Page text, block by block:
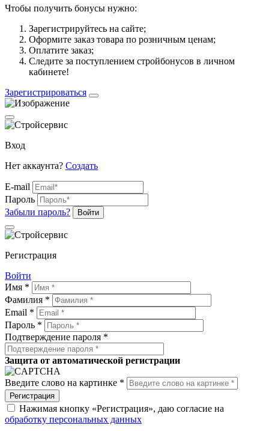
Чтобы получить бонусы нужно:
Зарегистрируйтесь на сайте;
Оформите заказ товара по розничным ценам;
Оплатите заказ;
Следите за поступлением стройбонусов в личном
кабинете!
Зарегистрироваться
Вход
Нет аккаунта? Создать
E-mail
Пароль
Забыли пароль?
Войти
Регистрация
Войти
Имя *
Фамилия *
Email *
Пароль *
Подтверждение пароля *
Защита от автоматической регистрации
Введите слово на картинке *
Регистрация
Нажимая кнопку «Регистрация», даю согласие на
обработку персональных данных